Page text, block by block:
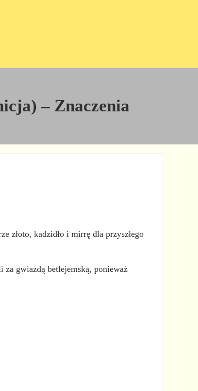
– Znaczenia
złoto, kadzidło i mirrę dla przyszłego
gwiazdą betlejemską, ponieważ